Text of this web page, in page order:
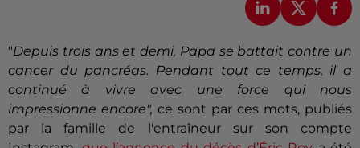
"Depuis trois ans et demi, Papa se battait contre un
cancer du pancréas. Pendant tout ce temps, il a
continué à vivre avec une force qui nous
impressionne encore", ce sont par ces mots, publiés
par la famille de l'entraîneur sur son compte